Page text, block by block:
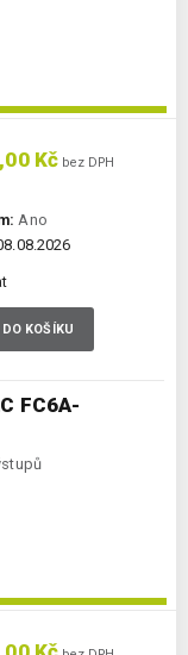
FC6A-
Kč bez DPH
Ano
DO KOŠÍKU